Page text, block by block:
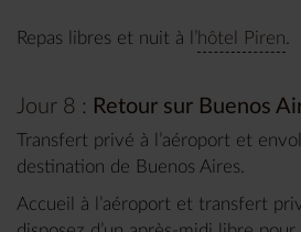
Repas libres et nuit à l’hôtel Piren
Jour 8 : Retour sur Buenos
Transfert privé à l’aéroport et
destination de Buenos Aires.
Accueil à l’aéroport et transfert